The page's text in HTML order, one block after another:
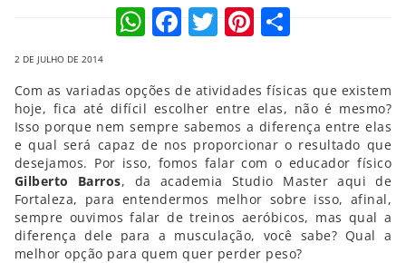
WhatsApp
Facebook
TwitterPinterest
2 DE JULHO DE 2014
Com as variadas opções de atividades físicas que existem
hoje, fica até difícil escolher entre elas, não é mesmo?
Isso porque nem sempre sabemos a diferença entre elas
e qual será capaz de nos proporcionar o resultado que
desejamos. Por isso, fomos falar com o educador físico
Gilberto Barros, da academia Studio Master aqui de
Fortaleza, para entendermos melhor sobre isso, afinal,
sempre ouvimos falar de treinos aeróbicos, mas qual a
diferença dele para a musculação, você sabe? Qual a
melhor opção para quem quer perder peso?